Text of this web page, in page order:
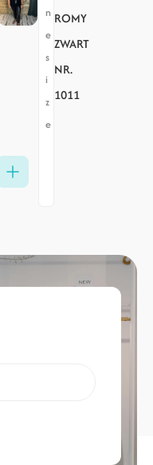
n
e
s
i
z
e
ROMY
ZWART
NR.
1011